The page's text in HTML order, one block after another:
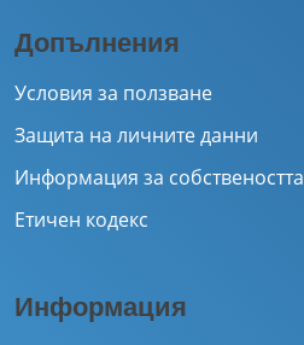
Допълнения
Условия за ползване
Защита на личните данни
Информация за собствеността
Етичен кодекс
Информация